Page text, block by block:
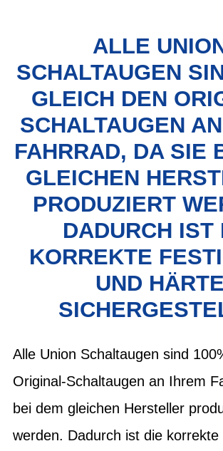
ALLE
SCHALTAUGEN
GLEICH DEN
SCHALTAUGEN
FAHRRAD, DA SIE
GLEICHEN
PRODUZIERT
DADURCH IST
KORREKTE
UND HÄRTE
Alle Union Schaltaugen sind
Original-Schaltaugen an Ihrem
bei dem gleichen Hersteller
werden. Dadurch ist die korrekte